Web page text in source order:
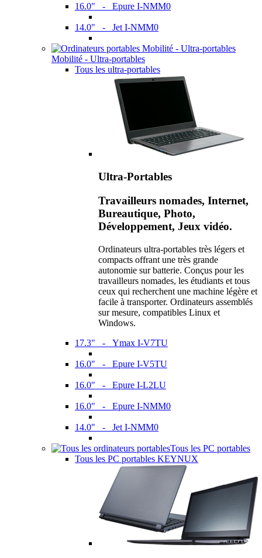
16.0" - Epure I-NMM0
14.0" - Jet I-NMM0
Mobilité - Ultra-portables
Tous les ultra-portables
Ultra-Portables
Travailleurs nomades, Internet,
Bureautique, Photo,
Développement, Jeux vidéo.
Ordinateurs ultra-portables très légers et
compacts offrant une très grande
autonomie sur batterie. Conçus pour les
travailleurs nomades, les étudiants et tous
ceux qui recherchent une machine légère et
facile à transporter. Ordinateurs assemblés
sur mesure, compatibles Linux et
Windows.
17.3" - Ymax I-V7TU
16.0" - Epure I-V5TU
16.0" - Epure I-L2LU
16.0" - Epure I-NMM0
14.0" - Jet I-NMM0
Tous les PC portables
Tous les PC portables KEYNUX